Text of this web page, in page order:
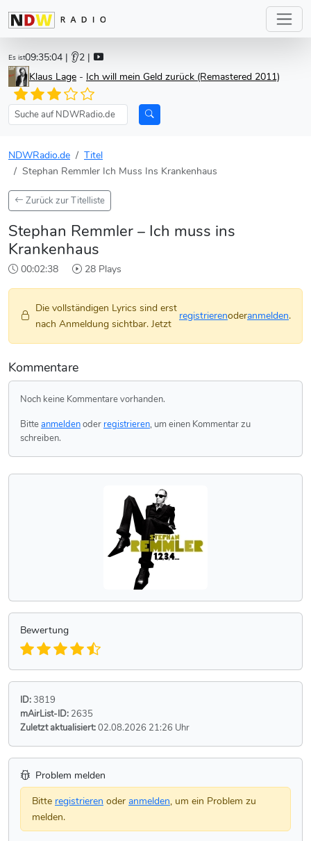
Es ist09:35:04 | 👂2 |
Klaus Lage - Ich will mein Geld zurück (Remastered 2011)
NDWRadio.de
Titel
Stephan Remmler Ich Muss Ins Krankenhaus
Zurück zur Titelliste
Stephan Remmler – Ich muss ins
Krankenhaus
00:02:38 28 Plays
Die vollständigen Lyrics sind erst
nach Anmeldung sichtbar. Jetzt
registrierenoderanmelden.
Kommentare
Noch keine Kommentare vorhanden.
Bitteanmeldenoder registrieren, um einen Kommentar zu
schreiben.
Bewertung
ID:3819
mAirList-ID: 2635
Zuletzt aktualisiert:02.08.2026 21:26 Uhr
Problem melden
Bitte registrieren oder anmelden, um ein Problem zu
melden.